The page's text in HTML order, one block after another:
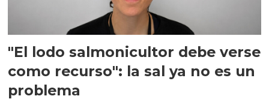
"El lodo salmonicultor debe verse
como recurso": la sal ya no es un
problema